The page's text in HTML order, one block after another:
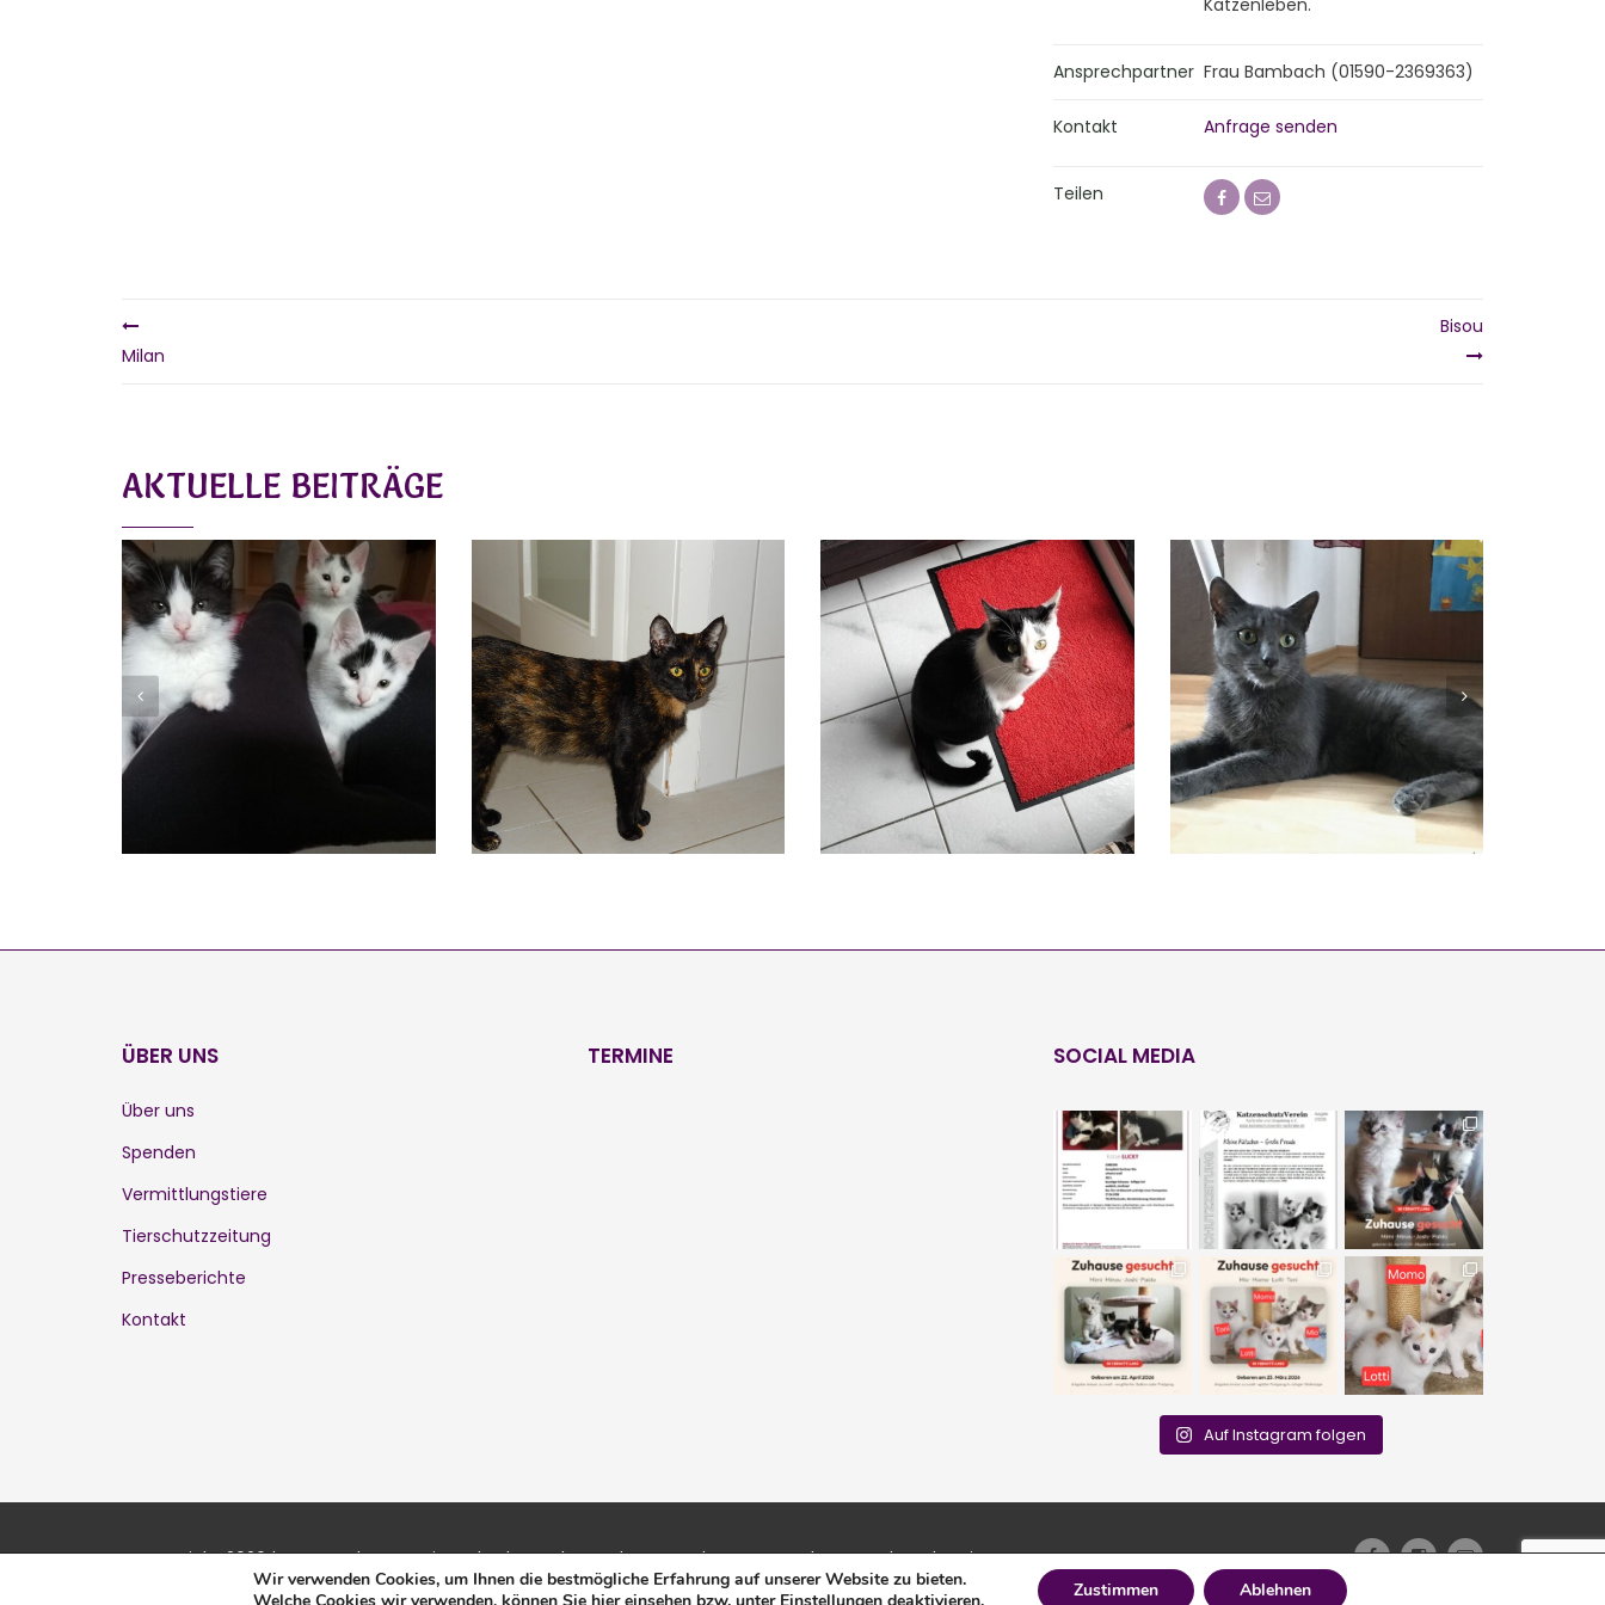
Katzenleben.
Ansprechpartner Frau Bambach (01590-2369363)
Kontakt Anfrage senden
Teilen
Milan
Bisou
AKTUELLE BEITRÄGE
WEISS)SALLY, HARLEY, MERLIN
Vermittelt
MORI
Vermittelt
LOTTI
Vermittelt Vermittelt
ÜBER UNS
Über uns
Spenden
Vermittlungstiere
Tierschutzzeitung
Presseberichte
Kontakt
TERMINE SOCIAL MEDIA
Auf Instagram folgen
@Copyright 2026 | KatzenschutzVerein Karlsruhe und Umgebung e.V. |Impressum|Datenschutz|Login
Wir verwenden Cookies, um Ihnen die bestmögliche Erfahrung auf unserer Website zu bieten.
Zustimmen Ablehnen